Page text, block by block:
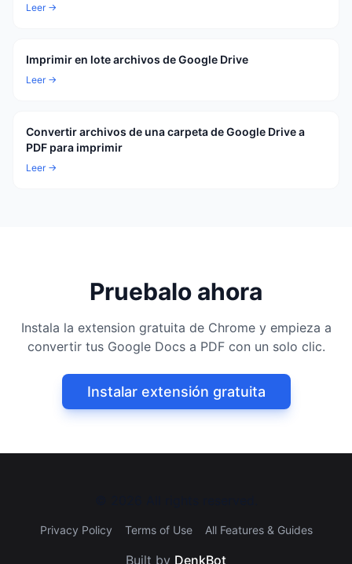
Leer →
Imprimir en lote archivos de Google Drive
Leer →
Convertir archivos de una carpeta de Google Drive a
PDF para imprimir
Leer →
Pruebalo ahora
Instala la extension gratuita de Chrome y empieza a
convertir tus Google Docs a PDF con un solo clic.
Instalar extensión gratuita
Privacy Policy Terms of Use All Features & Guides
Built by DenkBot